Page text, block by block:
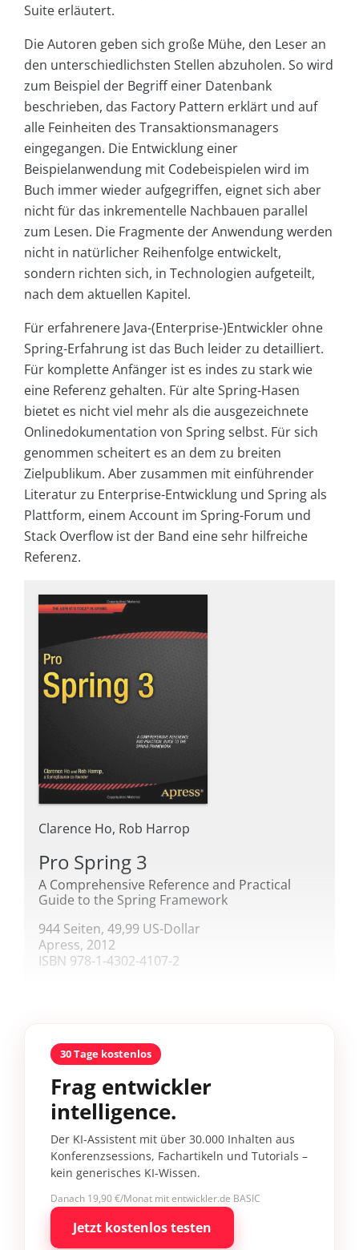
Suite erläutert.
Die Autoren geben sich große Mühe, den Leser an
den unterschiedlichsten Stellen abzuholen. So wird
zum Beispiel der Begriff einer Datenbank
beschrieben, das Factory Pattern erklärt und auf
alle Feinheiten des Transaktionsmanagers
eingegangen. Die Entwicklung einer
Beispielanwendung mit Codebeispielen wird im
Buch immer wieder aufgegriffen, eignet sich aber
nicht für das inkrementelle Nachbauen parallel
zum Lesen. Die Fragmente der Anwendung werden
nicht in natürlicher Reihenfolge entwickelt,
sondern richten sich, in Technologien aufgeteilt,
nach dem aktuellen Kapitel.
Für erfahrenere Java-(Enterprise-)Entwickler ohne
Spring-Erfahrung ist das Buch leider zu detailliert.
Für komplette Anfänger ist es indes zu stark wie
eine Referenz gehalten. Für alte Spring-Hasen
bietet es nicht viel mehr als die ausgezeichnete
Onlinedokumentation von Spring selbst. Für sich
genommen scheitert es an dem zu breiten
Zielpublikum. Aber zusammen mit einführender
Literatur zu Enterprise-Entwicklung und Spring als
Plattform, einem Account im Spring-Forum und
Stack Overflow ist der Band eine sehr hilfreiche
Referenz.
Clarence Ho, Rob Harrop
Pro Spring 3
A Comprehensive Reference and Practical
Guide to the Spring Framework
944 Seiten, 49,99 US-Dollar
Apress, 2012
ISBN 978-1-4302-4107-2
30 Tage kostenlos
Frag entwickler
intelligence.
Der KI-Assistent mit über 30.000 Inhalten aus
Konferenzsessions, Fachartikeln und Tutorials –
kein generisches KI-Wissen.
Danach 19,90 €/Monat mit entwickler.de BASIC
Jetzt kostenlos testen